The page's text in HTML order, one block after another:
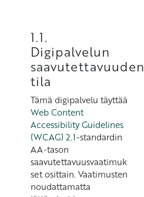
1.1.
Digipalvelun
saavutettavuuden
tila
Tämä digipalvelu täyttää
Web Content
Accessibility Guidelines
(WCAG) 2.1-standardin
AA-tason
saavutettavuusvaatimuk
set osittain. Vaatimusten
noudattamatta